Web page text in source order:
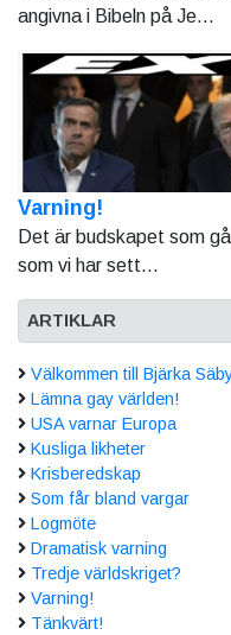
angivna i Bibeln på Je...
Varning!
Det är budskapet som
som vi har sett...
ARTIKLAR
Välkommen till Bjärka
Lämna gay världen!
USA varnar Europa
Kusliga likheter
Krisberedskap
Som får bland vargar
Logmöte
Dramatisk varning
Tredje världskriget?
Varning!
Tänkvärt!